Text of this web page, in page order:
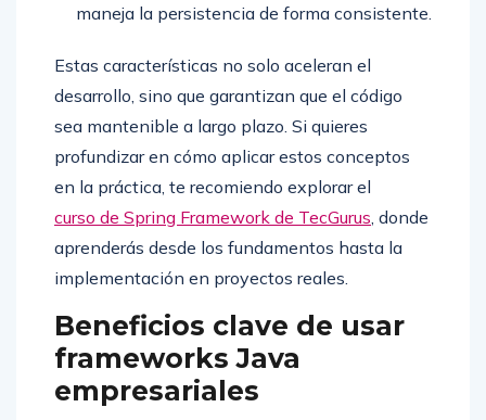
maneja la persistencia de forma consistente.
Estas características no solo aceleran el
desarrollo, sino que garantizan que el código
sea mantenible a largo plazo. Si quieres
profundizar en cómo aplicar estos conceptos
en la práctica, te recomiendo explorar el
curso de Spring Framework de TecGurus , donde
aprenderás desde los fundamentos hasta la
implementación en proyectos reales.
Beneficios clave de usar
frameworks Java
empresariales